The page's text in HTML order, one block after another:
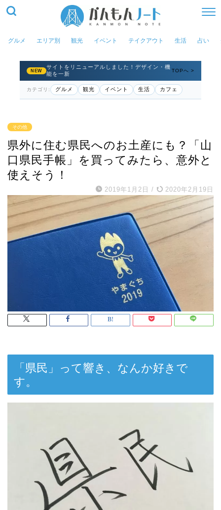
グルメ エリア別 観光 イベント テイクアウト 生活 占い
NEW
サイトをリニューアルしました！デザイン・機
能を一新
TOPへ >
カテゴリ: グルメ 観光 イベント 生活 カフェ
その他
県外に住む県民へのお土産にも？「山
口県民手帳」を買ってみたら、意外と
使えそう！
2019年1月2日 / 2020年2月19日
「県民」って響き、なんか好きで
す。